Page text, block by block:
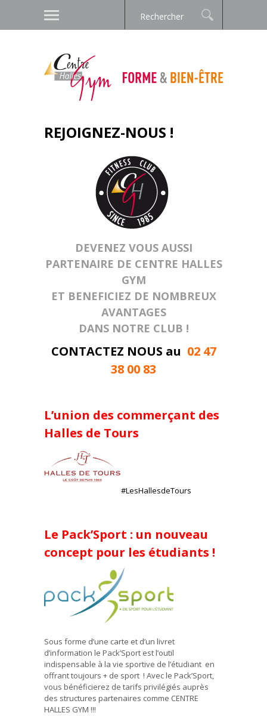
REJOIGNEZ-NOUS !
DEVENEZ VOUS AUSSI
PARTENAIRE DE CENTRE HALLES
GYM
ET BENEFICIEZ DE NOMBREUX
AVANTAGES
DANS NOTRE CLUB !
CONTACTEZ NOUS au 02 47
38 00 83
L’union des commerçant des
Halles de Tours
#LesHallesdeTours
Le Pack’Sport : un nouveau
concept pour les étudiants !
Sous forme d’une carte et d’un livret
d’information le Pack’Sport est l’outil
indispensable à la vie sportive de l’étudiant en
offrant toujours + de sport ! Avec le Pack’Sport,
vous bénéficierez de tarifs privilégiés auprès
des structures partenaires comme CENTRE
HALLES GYM !!!